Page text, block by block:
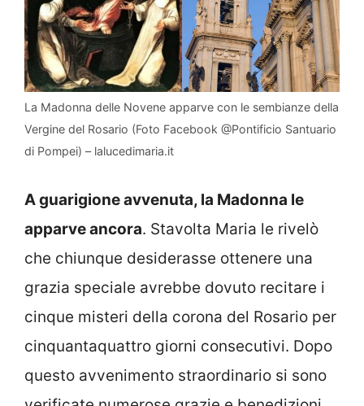
La Madonna delle Novene apparve con le sembianze della
Vergine del Rosario (Foto Facebook @Pontificio Santuario
di Pompei) – lalucedimaria.it
A guarigione avvenuta, la Madonna le
apparve ancora. Stavolta Maria le rivelò
che chiunque desiderasse ottenere una
grazia speciale avrebbe dovuto recitare i
cinque misteri della corona del Rosario per
cinquantaquattro giorni consecutivi. Dopo
questo avvenimento straordinario si sono